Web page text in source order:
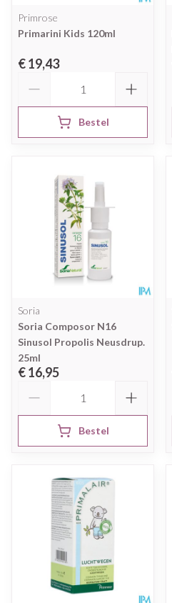
Primrose
Primarini Kids 120ml
€ 19,43
Bestel
Soria
Soria Composor N16
Sinusol Propolis Neusdrup.
25ml
€ 16,95
Bestel